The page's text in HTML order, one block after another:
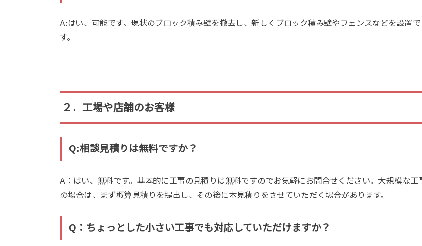
A:はい、可能です。現状のブロック積み壁を撤去し、新しくブロック積み壁やフェンスなどを設置で
す。
２．工場や店舗のお客様
Q:相談見積りは無料ですか？
A：はい、無料です。基本的に工事の見積りは無料ですのでお気軽にお問合せください。大規模な工
の場合は、まず概算見積りを提出し、その後に本見積りをさせていただく場合があります。
Q：ちょっとした小さい工事でも対応していただけますか？